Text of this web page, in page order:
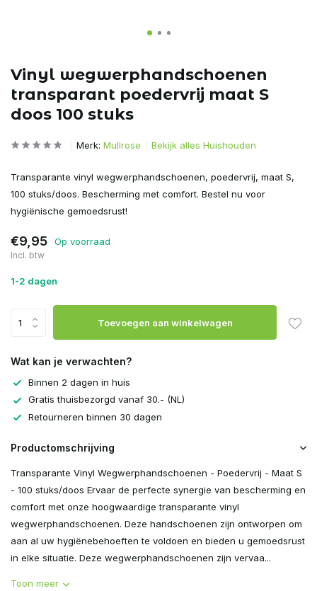
Vinyl wegwerphandschoenen
transparant poedervrij maat S
doos 100 stuks
Merk: Mullrose Bekijk alles Huishouden
Transparante vinyl wegwerphandschoenen, poedervrij, maat S,
100 stuks/doos. Bescherming met comfort. Bestel nu voor
hygiënische gemoedsrust!
€9,95 Op voorraad
Incl. btw
1-2 dagen
Toevoegen aan winkelwagen
Wat kan je verwachten?
Binnen 2 dagen in huis
Gratis thuisbezorgd vanaf 30.- (NL)
Retourneren binnen 30 dagen
Productomschrijving
Transparante Vinyl Wegwerphandschoenen - Poedervrij - Maat S
- 100 stuks/doos Ervaar de perfecte synergie van bescherming en
comfort met onze hoogwaardige transparante vinyl
wegwerphandschoenen. Deze handschoenen zijn ontworpen om
aan al uw hygiënebehoeften te voldoen en bieden u gemoedsrust
in elke situatie. Deze wegwerphandschoenen zijn vervaa...
Toon meer